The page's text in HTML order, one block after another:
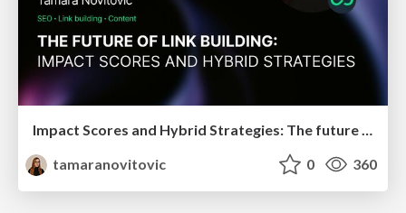
tamaranovitovic
0 360